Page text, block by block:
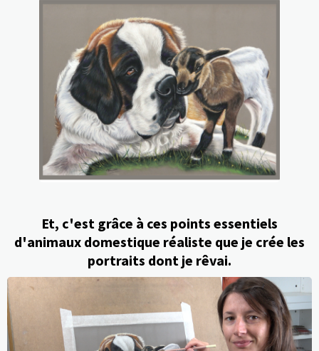
Et, c'est grâce à ces points essentiels
d'animaux domestique réaliste que je crée les
portraits dont je rêvai.